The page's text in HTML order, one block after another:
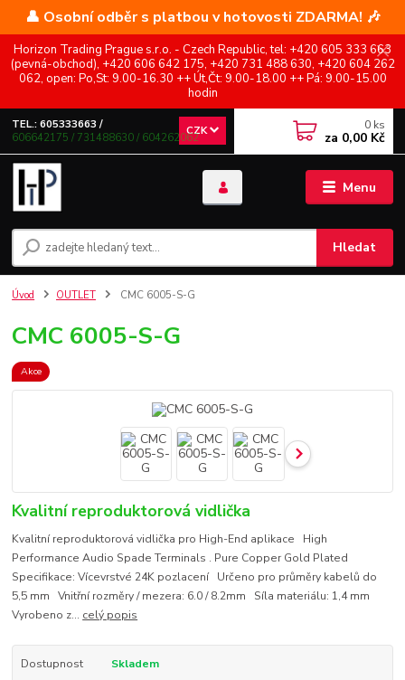
👤 Osobní odběr s platbou v hotovosti ZDARMA! 🎶
Horizon Trading Prague s.r.o. - Czech Republic, tel: +420 605 333 663
(pevná-obchod), +420 606 642 175, +420 731 488 630, +420 604 262
062, open: Po,St: 9.00-16.30 ++ Út,Čt: 9.00-18.00 ++ Pá: 9.00-15.00
hodin
Menu
CZK
Hledat
TEL.: 605333663 /
606642175 / 731488630 / 604262062
0 ks
za 0,00 Kč
Úvod OUTLET CMC 6005-S-G
CMC 6005-S-G
Akce
Kvalitní reproduktorová vidlička
Kvalitní reproduktorová vidlička pro High-End aplikace High
Performance Audio Spade Terminals . Pure Copper Gold Plated
Specifikace: Vícevrstvé 24K pozlacení Určeno pro průměry kabelů do
5,5 mm Vnitřní rozměry / mezera: 6.0 / 8.2mm Síla materiálu: 1,4 mm
Vyrobeno z... celý popis
Dostupnost
Skladem